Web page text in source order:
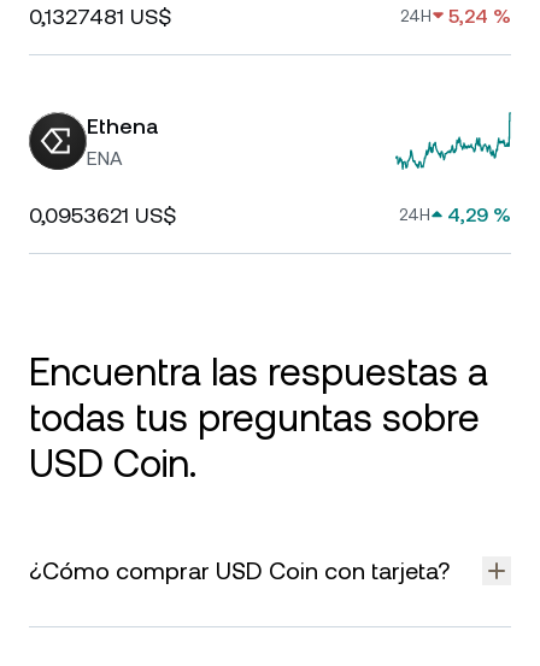
0,1327481 US$ 24H 5,24 %
Ethena
ENA
0,0953621 US$ 24H 4,29 %
Encuentra las respuestas a
todas tus preguntas sobre
USD Coin.
¿Cómo comprar USD Coin con tarjeta?
Puedescomprar USD Coin directamente con una tarjeta